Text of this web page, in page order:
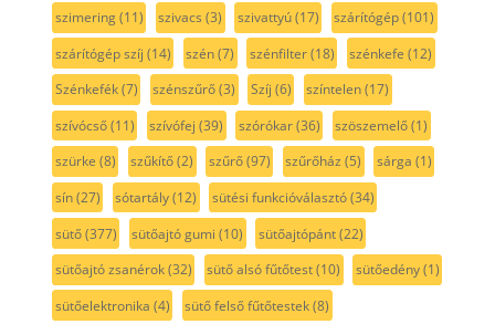
szimering(11) szivacs (3) szivattyú(17) szárítógép(101)
szárítógép szíj (14) szén(7) szénfilter(18) szénkefe (12)
Szénkefék(7) szénszűrő(3) Szíj (6) színtelen(17)
szívócső(11) szívófej (39) szórókar(36) szöszemelő(1)
szürke (8) szűkítő(2) szűrő(97) szűrőház (5) sárga (1)
sín(27) sótartály(12) sütési funkcióválasztó(34)
sütő(377) sütőajtó gumi (10) sütőajtópánt(22)
sütőajtó zsanérok(32) sütő alsó fűtőtest(10) sütőedény(1)
sütőelektronika (4) sütő felső fűtőtestek(8)